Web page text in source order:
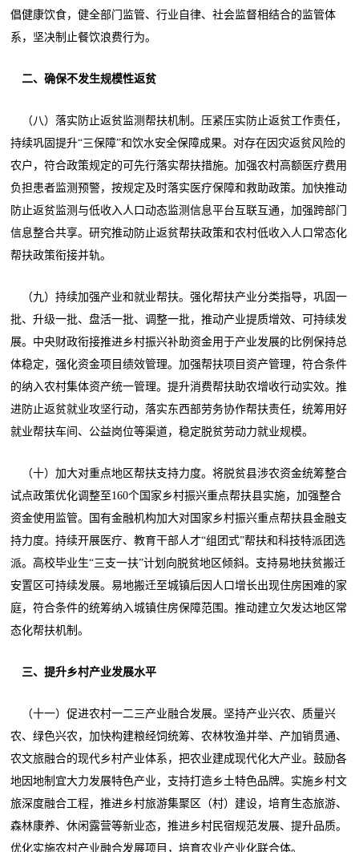
倡健康饮食，健全部门监管、行业自律、社会监督相结合的监管体
系，坚决制止餐饮浪费行为。
二、确保不发生规模性返贫
（八）落实防止返贫监测帮扶机制。压紧压实防止返贫工作责任，
持续巩固提升“三保障”和饮水安全保障成果。对存在因灾返贫风险的
农户，符合政策规定的可先行落实帮扶措施。加强农村高额医疗费用
负担患者监测预警，按规定及时落实医疗保障和救助政策。加快推动
防止返贫监测与低收入人口动态监测信息平台互联互通，加强跨部门
信息整合共享。研究推动防止返贫帮扶政策和农村低收入人口常态化
帮扶政策衔接并轨。
（九）持续加强产业和就业帮扶。强化帮扶产业分类指导，巩固一
批、升级一批、盘活一批、调整一批，推动产业提质增效、可持续发
展。中央财政衔接推进乡村振兴补助资金用于产业发展的比例保持总
体稳定，强化资金项目绩效管理。加强帮扶项目资产管理，符合条件
的纳入农村集体资产统一管理。提升消费帮扶助农增收行动实效。推
进防止返贫就业攻坚行动，落实东西部劳务协作帮扶责任，统筹用好
就业帮扶车间、公益岗位等渠道，稳定脱贫劳动力就业规模。
（十）加大对重点地区帮扶支持力度。将脱贫县涉农资金统筹整合
试点政策优化调整至160个国家乡村振兴重点帮扶县实施，加强整合
资金使用监管。国有金融机构加大对国家乡村振兴重点帮扶县金融支
持力度。持续开展医疗、教育干部人才“组团式”帮扶和科技特派团选
派。高校毕业生“三支一扶”计划向脱贫地区倾斜。支持易地扶贫搬迁
安置区可持续发展。易地搬迁至城镇后因人口增长出现住房困难的家
庭，符合条件的统筹纳入城镇住房保障范围。推动建立欠发达地区常
态化帮扶机制。
三、提升乡村产业发展水平
（十一）促进农村一二三产业融合发展。坚持产业兴农、质量兴
农、绿色兴农，加快构建粮经饲统筹、农林牧渔并举、产加销贯通、
农文旅融合的现代乡村产业体系，把农业建成现代化大产业。鼓励各
地因地制宜大力发展特色产业，支持打造乡土特色品牌。实施乡村文
旅深度融合工程，推进乡村旅游集聚区（村）建设，培育生态旅游、
森林康养、休闲露营等新业态，推进乡村民宿规范发展、提升品质。
优化实施农村产业融合发展项目，培育农业产业化联合体。